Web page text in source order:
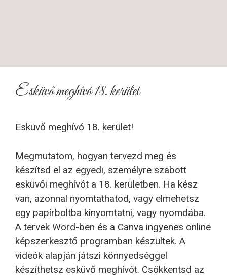
Esküvő meghívó 18. kerület
Esküvő meghívó 18. kerület!
Megmutatom, hogyan tervezd meg és
készítsd el az egyedi, személyre szabott
esküvői meghívót a 18. kerületben. Ha kész
van, azonnal nyomtathatod, vagy elmehetsz
egy papírboltba kinyomtatni, vagy nyomdába.
A tervek Word-ben és a Canva ingyenes online
képszerkesztő programban készültek. A
videók alapján játszi könnyedséggel
készíthetsz esküvő meghívót. Csökkentsd az